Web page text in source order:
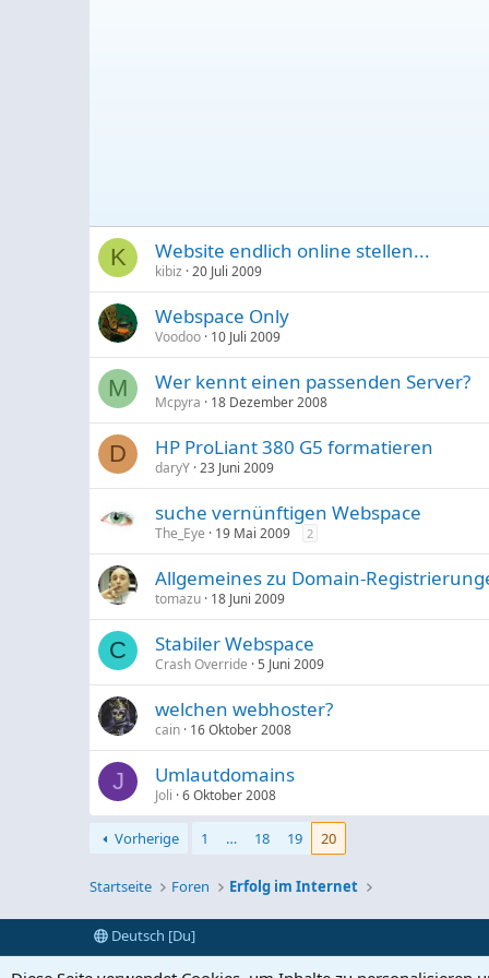
K Website endlich online stellen...
kibiz 20 Juli 2009
Webspace Only
Voodoo 10 Juli 2009
M Wer kennt einen passenden Server?
Mcpyra 18 Dezember 2008
D HP ProLiant 380 G5 formatieren
daryY 23 Juni 2009
suche vernünftigen Webspace
The_Eye 19 Mai 2009 2
Allgemeines zu Domain-
tomazu 18 Juni 2009
C Stabiler Webspace
Crash Override 5 Juni 2009
welchen webhoster?
cain 16 Oktober 2008
J Umlautdomains
Joli 6 Oktober 2008
Vorherige 1 … 18 19 20
Startseite Foren Erfolg im Internet
Deutsch [Du]